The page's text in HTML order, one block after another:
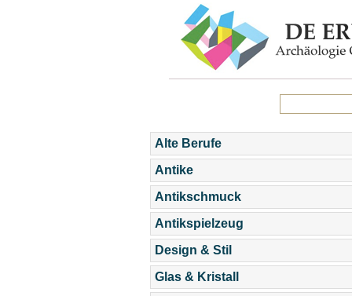
Alte Berufe
Antike
Antikschmuck
Antikspielzeug
Design & Stil
Glas & Kristall